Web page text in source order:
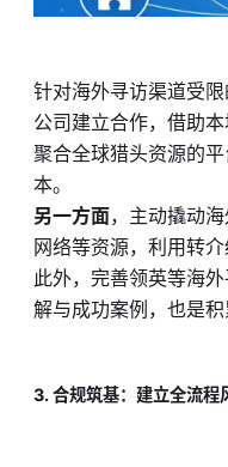
针对海外寻访渠道受限
公司建立合作，借助
聚合全球猎头资源的
本。
另一方面，主动撬动
网络等资源，利用转介
此外，完善领英等海
解与成功案例，也是积
3. 合规筑基：建立全流程